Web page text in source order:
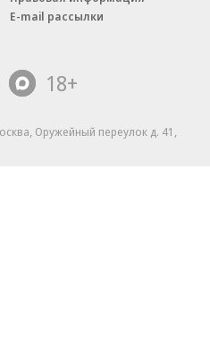
E-mail рассылки
18+
Оружейный переулок д. 41,